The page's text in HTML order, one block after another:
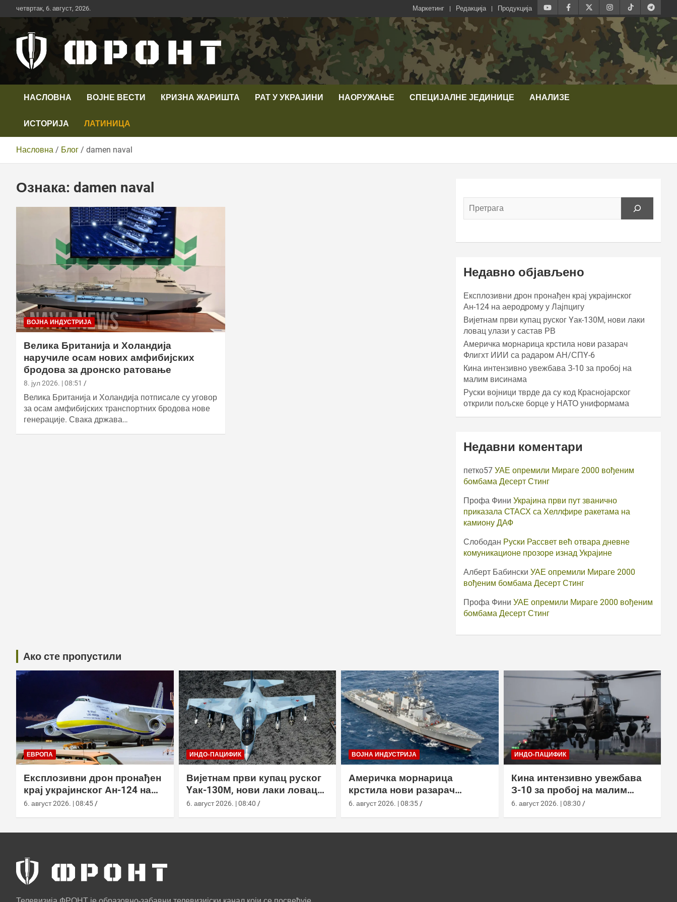
Скип
то
четвртак, 6. август, 2026. Маркетинг Редакција Продукција
Телевизија ФРОНТ
НАСЛОВНА ВОЈНЕ ВЕСТИ КРИЗНА ЖАРИШТА РАТ У УКРАЈИНИ НАОРУЖАЊЕ СПЕЦИЈАЛНЕ ЈЕДИНИЦЕ АНАЛИЗЕ
ИСТОРИЈА ЛАТИНИЦА
Насловна Блог damen naval
Ознака: damen naval
ВОЈНА ИНДУСТРИЈА
Велика Британија и Холандија
наручиле осам нових амфибијских
бродова за дронско ратовање
8. јул 2026. | 08:51
Велика Британија и Холандија потписале су уговор
за осам амфибијских транспортних бродова нове
генерације. Свака држава…
Недавно објављено
Експлозивни дрон пронађен крај украјинског
Ан-124 на аеродрому у Лајпцигу
Вијетнам први купац руског Yак-130М, нови лаки
ловац улази у састав РВ
Америчка морнарица крстила нови разарач
Флигхт ИИИ са радаром АН/СПY-6
Кина интензивно увежбава З-10 за пробој на
малим висинама
Руски војници тврде да су код Краснојарског
открили пољске борце у НАТО униформама
Недавни коментари
петко57 УАЕ опремили Мираге 2000 вођеним
бомбама Десерт Стинг
Профа Фини Украјина први пут званично
приказала СТАСХ са Хеллфире ракетама на
камиону ДАФ
Слободан Руски Рассвет већ отвара дневне
комуникационе прозоре изнад Украјине
Алберт Бабински УАЕ опремили Мираге 2000
вођеним бомбама Десерт Стинг
Профа Фини УАЕ опремили Мираге 2000 вођеним
бомбама Десерт Стинг
Ако сте пропустили
ЕВРОПА
Експлозивни дрон пронађен
крај украјинског Ан-124 на
аеродрому у Лајпцигу
6. август 2026. | 08:45
ИНДО-ПАЦИФИК
Вијетнам први купац руског
Yак-130М, нови лаки ловац
улази у састав РВ
6. август 2026. | 08:40
ВОЈНА ИНДУСТРИЈА
Америчка морнарица
крстила нови разарач
Флигхт ИИИ са радаром АН/
6. август 2026. | 08:35
ИНДО-ПАЦИФИК
Кина интензивно увежбава
З-10 за пробој на малим
висинама
6. август 2026. | 08:30